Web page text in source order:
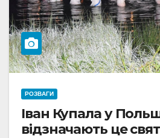
РОЗВАГИ
Іван Купала у
відзначають це